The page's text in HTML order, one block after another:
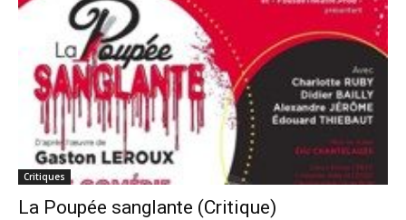
Critiques
La Poupée sanglante (Critique)